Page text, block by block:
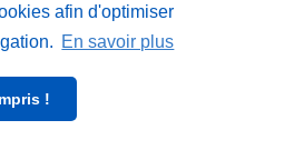
afin d'optimiser
En savoir plus
!